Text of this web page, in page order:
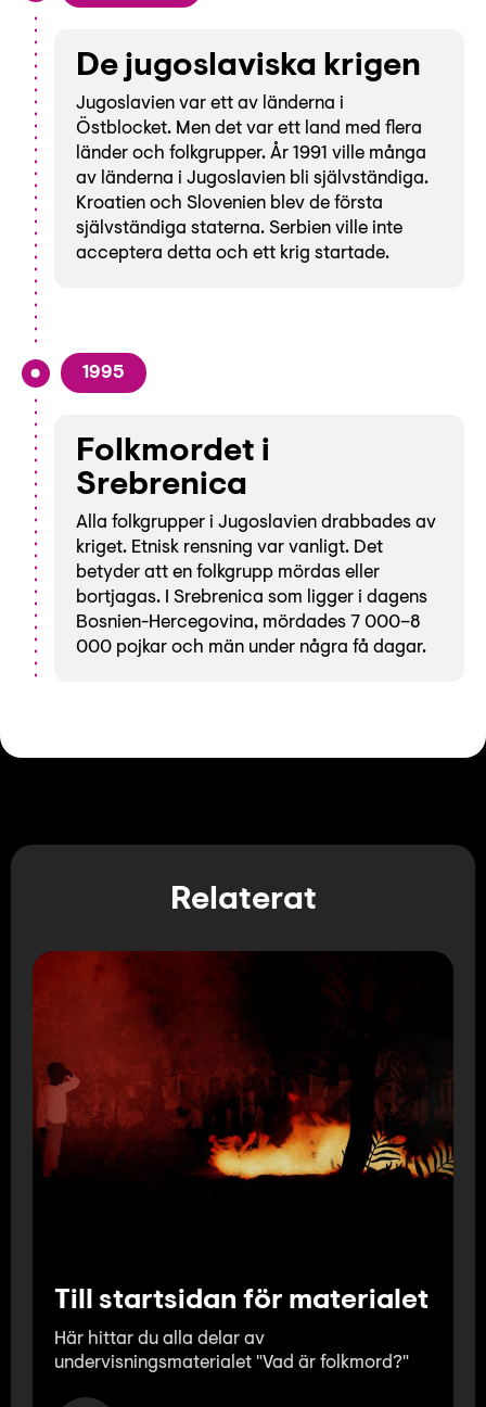
De jugoslaviska krigen
Jugoslavien var ett av länderna i
Östblocket. Men det var ett land med flera
länder och folkgrupper. År 1991 ville många
av länderna i Jugoslavien bli självständiga.
Kroatien och Slovenien blev de första
självständiga staterna. Serbien ville inte
acceptera detta och ett krig startade.
1995
Folkmordet i
Srebrenica
Alla folkgrupper i Jugoslavien drabbades av
kriget. Etnisk rensning var vanligt. Det
betyder att en folkgrupp mördas eller
bortjagas. I Srebrenica som ligger i dagens
Bosnien-Hercegovina, mördades 7 000–8
000 pojkar och män under några få dagar.
Relaterat
Till startsidan för materialet
Här hittar du alla delar av
undervisningsmaterialet "Vad är folkmord?"